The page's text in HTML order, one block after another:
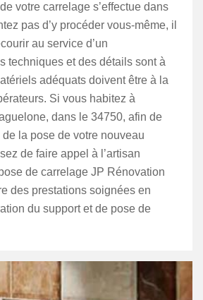
votre carrelage s’effectue dans
pas d’y procéder vous-même, il
au service d’un
techniques et des détails sont à
adéquats doivent être à la
Si vous habitez à
dans le 34750, afin de
la pose de votre nouveau
de faire appel à l’artisan
de carrelage JP Rénovation
des prestations soignées en
du support et de pose de